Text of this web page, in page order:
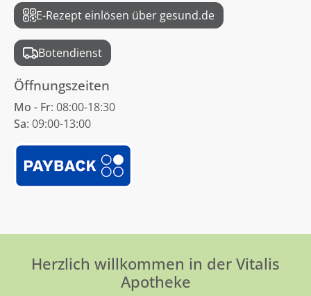
E-Rezept einlösen über gesund.de
Botendienst
Öffnungszeiten
Mo - Fr: 08:00-18:30
Sa: 09:00-13:00
Herzlich willkommen in der Vitalis
Apotheke